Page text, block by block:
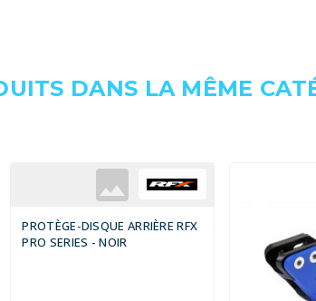
DANS LA MÊME
PROTÈGE-DISQUE ARRIÈRE RFX
PRO SERIES - NOIR